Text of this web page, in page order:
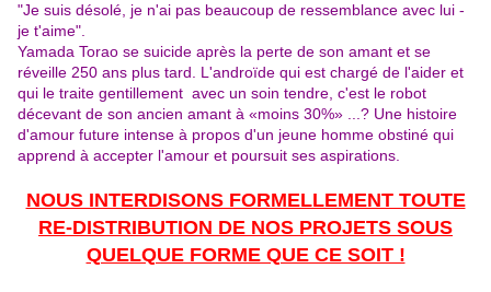
"Je suis désolé, je n'ai pas beaucoup de ressemblance avec lui -
je t'aime".
Yamada Torao se suicide après la perte de son amant et se
réveille 250 ans plus tard. L'androïde qui est chargé de l'aider et
qui le traite gentillement avec un soin tendre, c'est le robot
décevant de son ancien amant à «moins 30%» ...? Une histoire
d'amour future intense à propos d'un jeune homme obstiné qui
apprend à accepter l'amour et poursuit ses aspirations.
NOUS INTERDISONS FORMELLEMENT TOUTE
RE-DISTRIBUTION DE NOS PROJETS SOUS
QUELQUE FORME QUE CE SOIT !